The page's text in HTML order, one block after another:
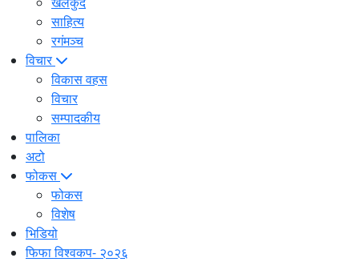
साहित्य
रगंमञ्च
विचार
विकास वहस
विचार
सम्पादकीय
पालिका
अटो
फोकस
फोकस
विशेष
भिडियो
फिफा विश्वकप- २०२६